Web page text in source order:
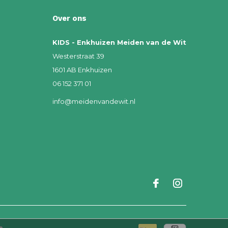
Over ons
KIDS - Enkhuizen Meiden van de Wit
Westerstraat 39
1601 AB Enkhuizen
06 152 371 01
info@meidenvandewit.nl